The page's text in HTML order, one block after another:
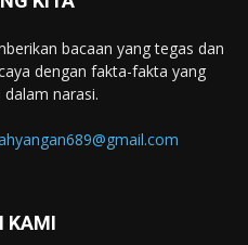
bacaan yang tegas dan
dengan fakta-fakta yang
narasi.
KAMI